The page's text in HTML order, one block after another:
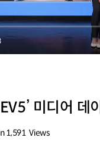
미디어 데
1,591 Views